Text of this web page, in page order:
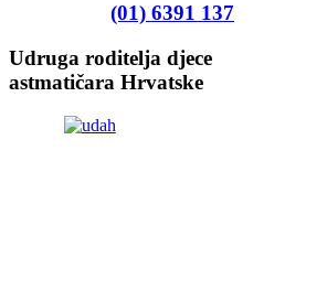
(01) 6391 137
Udruga roditelja djece
astmatičara Hrvatske